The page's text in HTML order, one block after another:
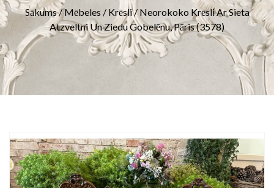
Sākums/Mēbeles / Krēsli/ Neorokoko Krēsli Ar Sieta
Atzveltni Un Ziedu Gobelēnu, Pāris (3578)